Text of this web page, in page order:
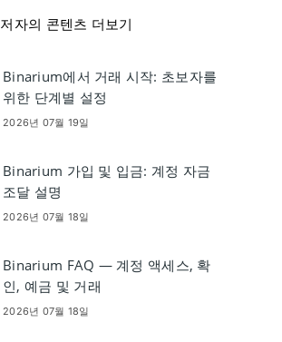
저자의 콘텐츠 더보기
Binarium에서 거래 시작: 초보자를
위한 단계별 설정
2026년 07월 19일
Binarium 가입 및 입금: 계정 자금
조달 설명
2026년 07월 18일
Binarium FAQ — 계정 액세스, 확
인, 예금 및 거래
2026년 07월 18일